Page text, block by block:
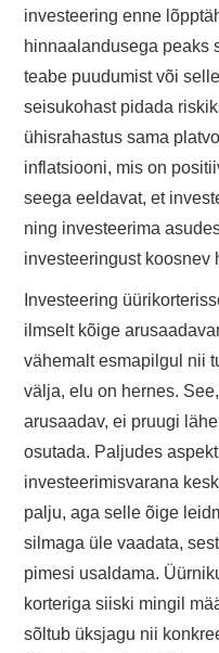
investeering enne
hinnaalandusega peaks
teabe puudumist või
seisukohast pidada
ühisrahastus sama
inflatsiooni, mis on
seega eeldavat, et
ning investeerima
investeeringust koosnev
Investeering
ilmselt kõige
vähemalt esmapilgul nii
välja, elu on hernes.
arusaadav, ei pruugi
osutada. Paljudes
investeerimisvarana
palju, aga selle õige
silmaga üle vaadata,
pimesi usaldama.
korteriga siiski mingil
sõltub üksjagu nii